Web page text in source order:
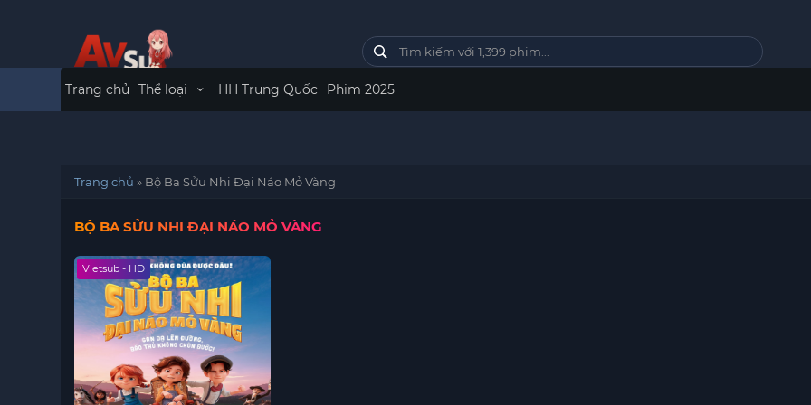
Trang chủ Thể loại HH Trung Quốc Phim 2025
Trang chủ » Bộ Ba Sửu Nhi Đại Náo Mỏ Vàng
BỘ BA SỬU NHI ĐẠI NÁO MỎ VÀNG
Vietsub - HD